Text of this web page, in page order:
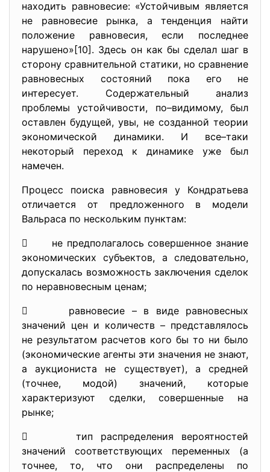
находить равновесие: «Устойчивым является
не равновесие рынка, а тенденция найти
положение равновесия, если последнее
нарушено»[10]. Здесь он как бы сделал шаг в
сторону сравнительной статики, но сравнение
равновесных состояний пока его не
интересует. Содержательный анализ
проблемы устойчивости, по–видимому, был
оставлен будущей, увы, не созданной теории
экономической динамики. И все–таки
некоторый переход к динамике уже был
намечен.
Процесс поиска равновесия у Кондратьева
отличается от предложенного в модели
Вальраса по нескольким пунктам:
 не предполагалось совершенное знание
экономических субъектов, а следовательно,
допускалась возможность заключения сделок
по неравновесным ценам;
 равновесие – в виде равновесных
значений цен и количеств – представлялось
не результатом расчетов кого бы то ни было
(экономические агенты эти значения не знают,
а аукциониста не существует), а средней
(точнее, модой) значений, которые
характеризуют сделки, совершенные на
рынке;
 тип распределения вероятностей
значений соответствующих переменных (а
точнее, то, что они распределены по